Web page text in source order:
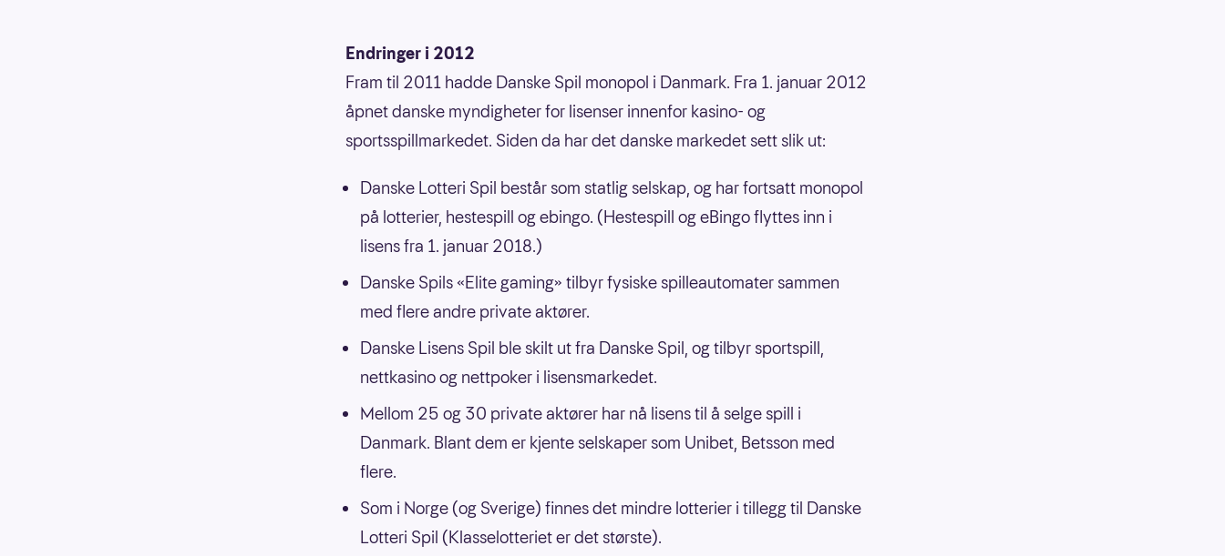
Endringer i 2012
Fram til 2011 hadde Danske Spil monopol i Danmark. Fra 1. januar 2012
åpnet danske myndigheter for lisenser innenfor kasino- og
sportsspillmarkedet. Siden da har det danske markedet sett slik ut:
Danske Lotteri Spil består som statlig selskap, og har fortsatt monopol
på lotterier, hestespill og ebingo. (Hestespill og eBingo flyttes inn i
lisens fra 1. januar 2018.)
Danske Spils «Elite gaming» tilbyr fysiske spilleautomater sammen
med flere andre private aktører.
Danske Lisens Spil ble skilt ut fra Danske Spil, og tilbyr sportspill,
nettkasino og nettpoker i lisensmarkedet.
Mellom 25 og 30 private aktører har nå lisens til å selge spill i
Danmark. Blant dem er kjente selskaper som Unibet, Betsson med
flere.
Som i Norge (og Sverige) finnes det mindre lotterier i tillegg til Danske
Lotteri Spil (Klasselotteriet er det største).